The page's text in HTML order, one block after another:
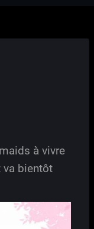
à vivre
va bientôt